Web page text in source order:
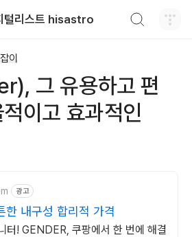
털리스트 hisastro
이
그 유용하고 편
이고 효과적인
광고
한 내구성 합리적 가격
터! GENDER, 쿠팡에서 한 번에 해결